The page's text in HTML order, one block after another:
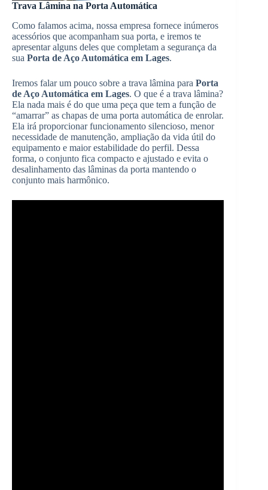
Trava Lâmina na Porta Automática
Como falamos acima, nossa empresa fornece inúmeros
acessórios que acompanham sua porta, e iremos te
apresentar alguns deles que completam a segurança da
sua Porta de Aço Automática em Lages.
Iremos falar um pouco sobre a trava lâmina para Porta
de Aço Automática em Lages. O que é a trava lâmina?
Ela nada mais é do que uma peça que tem a função de
“amarrar” as chapas de uma porta automática de enrolar.
Ela irá proporcionar funcionamento silencioso, menor
necessidade de manutenção, ampliação da vida útil do
equipamento e maior estabilidade do perfil. Dessa
forma, o conjunto fica compacto e ajustado e evita o
desalinhamento das lâminas da porta mantendo o
conjunto mais harmônico.